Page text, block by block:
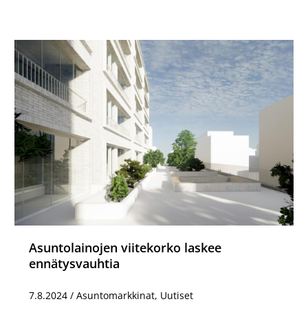
Asuntolainojen viitekorko laskee
ennätysvauhtia
7.8.2024 / Asuntomarkkinat, Uutiset